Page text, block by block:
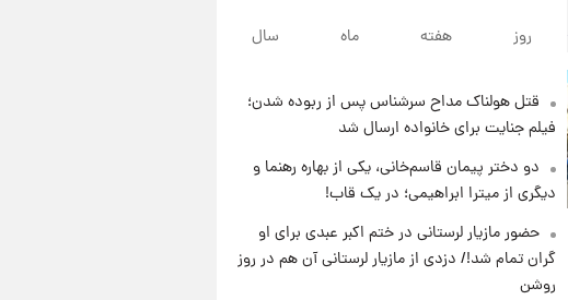
۲۳ ساعت پیش
آمریکا + فیلم
۲۳ ساعت پیش
برای اولین بار؛ انتشار تصاویری از
رهبر جدید انقلاب/ویدیو
۱ روز پیش
خاتمی/ویدیو
روز هفته ماه سال
قتل هولناک مداح سرشناس پس از ربوده شدن؛
فیلم جنایت برای خانواده ارسال شد
دو دختر پیمان قاسم‌خانی، یکی از بهاره رهنما و
دیگری از میترا ابراهیمی؛ در یک قاب!
حضور مازیار لرستانی در ختم اکبر عبدی برای او
گران تمام شد!/ دزدی از مازیار لرستانی آن هم در روز
روشن